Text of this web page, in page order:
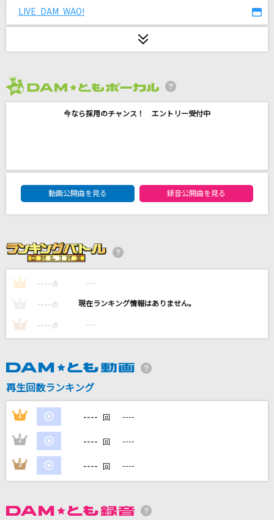
ジャックポットサッドガール
Love is MY RAIL
LiSA
DIVE！
優木せつ菜(楠木ともり)
[生音]アイビー
GOING UNDER GROUND
カラオケ最新情報をチェック！
LIVE DAM WAO!
今なら採用のチャンス！ エントリー受付中
DAM★ともボーカルエントリーランキング
動画公開曲を見る
録音公開曲を見る
1 ---- 点 ----
---- 点 ----
3 ---- 点 ----
再生回数ランキング
1 ---- 回 ----
2 ---- 回 ----
3 ---- 回 ----